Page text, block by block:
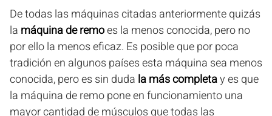
De todas las máquinas citadas anteriormente quizás
la máquina de remoes la menos conocida, pero no
por ello la menos eficaz. Es posible que por poca
tradición en algunos países esta máquina sea menos
conocida, pero es sin duda la más completay es que
la máquina de remo pone en funcionamiento una
mayor cantidad de músculos que todas las